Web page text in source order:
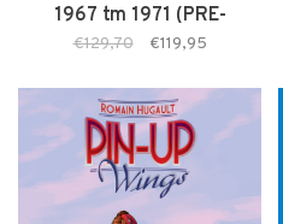
1967 tm 1971 (PRE-
ORDER)
€129,70 €119,95